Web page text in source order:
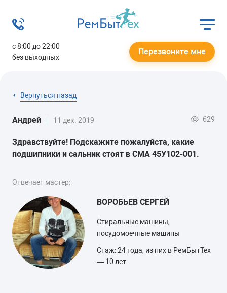
с 8:00 до 22:00
без выходных
Перезвоните мне
Вернуться назад
Андрей 11 дек. 2019 629
Здравствуйте! Подскажите пожалуйста, какие
подшипники и сальник стоят в СМА 45У102-001.
Отвечает мастер:
ВОРОБЬЕВ СЕРГЕЙ
Стиральные машины,
посудомоечные машины
Стаж: 24 года, из них в РемБытТех
— 10 лет